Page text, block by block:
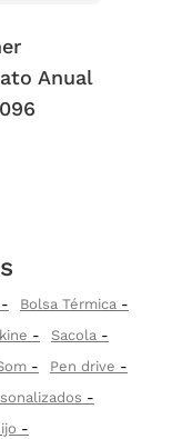
Anual
Bolsa Térmica
Sacola
Pen drive